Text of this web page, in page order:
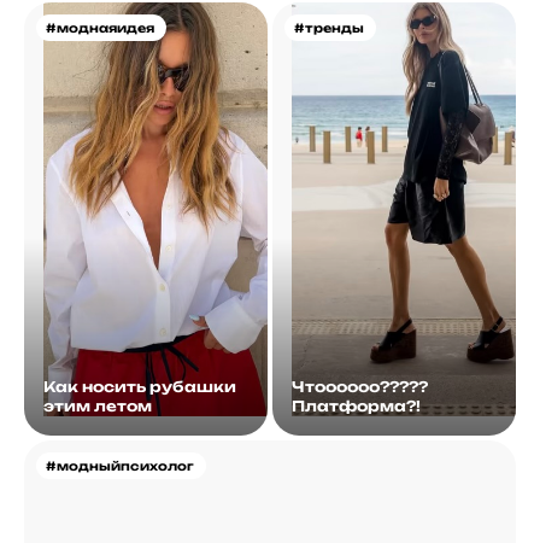
#моднаяидея
Как носить рубашки
этим летом
#тренды
Чтоооооо?????
Платформа?!
#модныйпсихолог